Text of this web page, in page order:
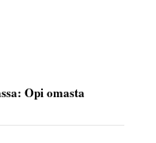
Opi omasta